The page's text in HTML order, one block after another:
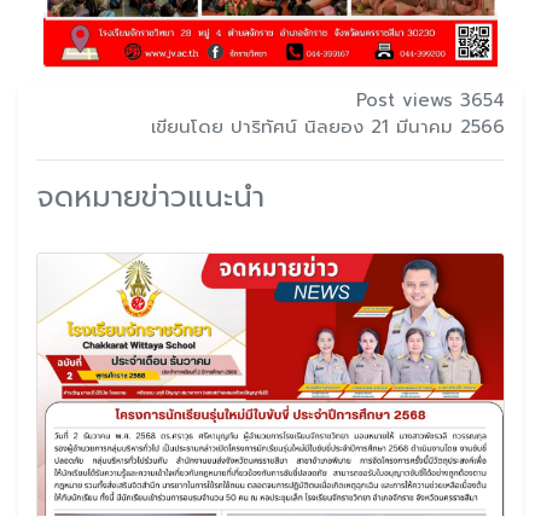
Post views 3654
เขียนโดย ปาริทัศน์ นิลยอง 21 มีนาคม 2566
จดหมายข่าวแนะนำ